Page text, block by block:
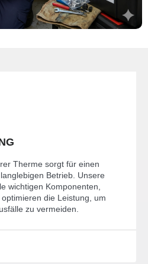
Therme sorgt für einen
Betrieb. Unsere
wichtigen Komponenten,
die Leistung, um
zu vermeiden.